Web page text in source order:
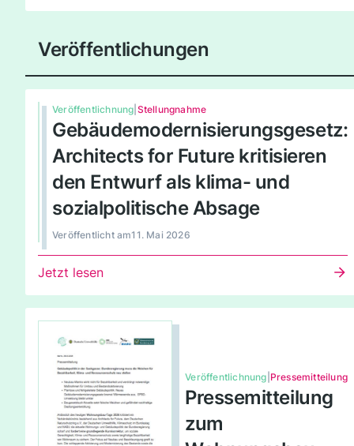
Veröffentlichungen
Veröffentlichnung Stellungnahme
Gebäudemodernisierungsgesetz:
Architects for Future kritisieren
den Entwurf als klima- und
sozialpolitische Absage
Veröffentlicht am11. Mai 2026
Jetzt lesen
Veröffentlichnung Pressemitteilung
Pressemitteilung
zum